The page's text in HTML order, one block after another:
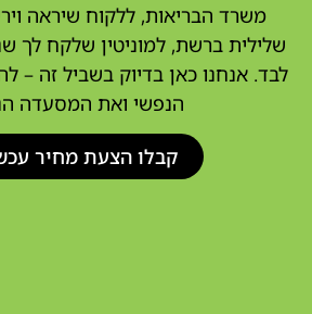
משרד הבריאות, ללקוח שיראה
שלילית ברשת, למוניטין שלקח לך
לבד. אנחנו כאן בדיוק בשביל זה –
הנפשי ואת המסעדה
קבלו הצעת מחיר